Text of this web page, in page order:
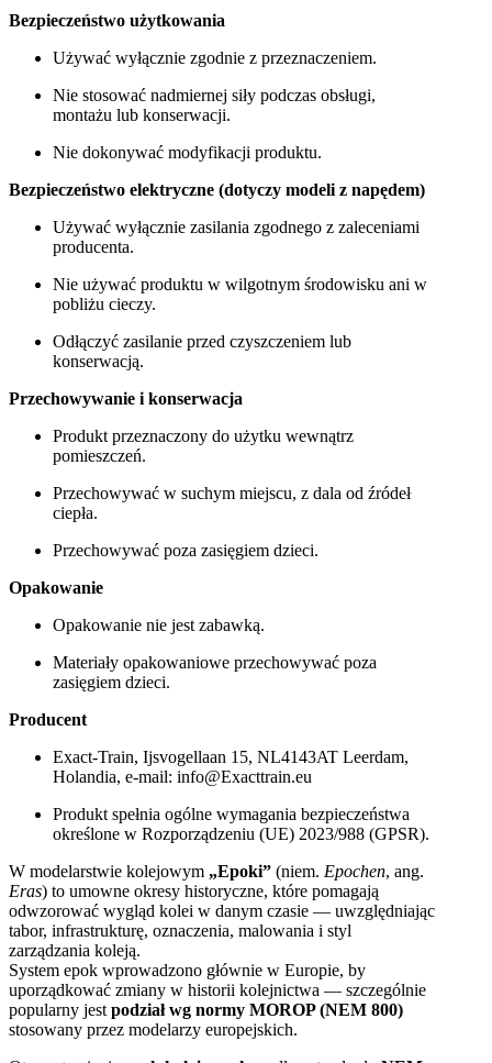
Bezpieczeństwo użytkowania
Używać wyłącznie zgodnie z przeznaczeniem.
Nie stosować nadmiernej siły podczas obsługi,
montażu lub konserwacji.
Nie dokonywać modyfikacji produktu.
Bezpieczeństwo elektryczne (dotyczy modeli z napędem)
Używać wyłącznie zasilania zgodnego z zaleceniami
producenta.
Nie używać produktu w wilgotnym środowisku ani w
pobliżu cieczy.
Odłączyć zasilanie przed czyszczeniem lub
konserwacją.
Przechowywanie i konserwacja
Produkt przeznaczony do użytku wewnątrz
pomieszczeń.
Przechowywać w suchym miejscu, z dala od źródeł
ciepła.
Przechowywać poza zasięgiem dzieci.
Opakowanie
Opakowanie nie jest zabawką.
Materiały opakowaniowe przechowywać poza
zasięgiem dzieci.
Producent
Exact-Train, Ijsvogellaan 15, NL4143AT Leerdam,
Holandia, e-mail: info@Exacttrain.eu
Produkt spełnia ogólne wymagania bezpieczeństwa
określone w Rozporządzeniu (UE) 2023/988 (GPSR).
W modelarstwie kolejowym „Epoki” (niem. Epochen, ang.
Eras) to umowne okresy historyczne, które pomagają
odwzorować wygląd kolei w danym czasie — uwzględniając
tabor, infrastrukturę, oznaczenia, malowania i styl
zarządzania koleją.
System epok wprowadzono głównie w Europie, by
uporządkować zmiany w historii kolejnictwa — szczególnie
popularny jest podział wg normy MOROP (NEM 800)
stosowany przez modelarzy europejskich.